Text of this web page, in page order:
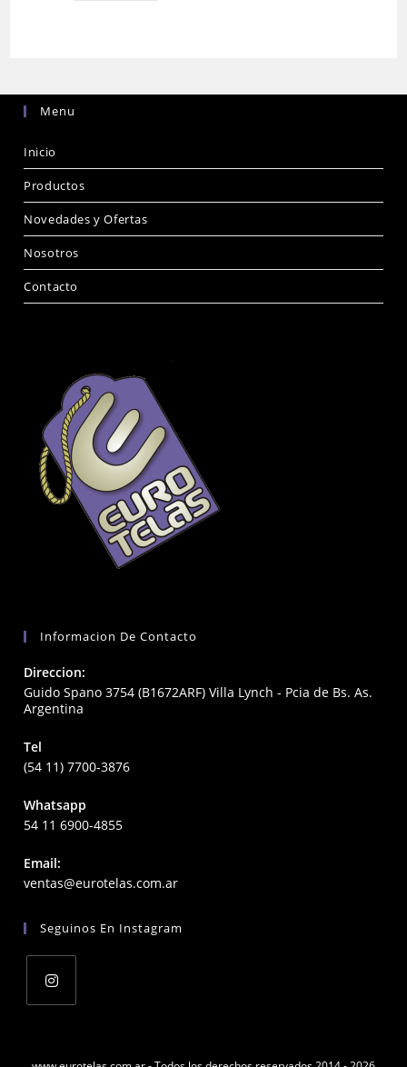
Menu
Inicio
Productos
Novedades y Ofertas
Nosotros
Contacto
Informacion De Contacto
Direccion:
Guido Spano 3754 (B1672ARF) Villa Lynch - Pcia de Bs. As.
Argentina
Tel
(54 11) 7700-3876
Whatsapp
54 11 6900-4855
Email:
ventas@eurotelas.com.arOpens
application
Seguinos En Instagram
a